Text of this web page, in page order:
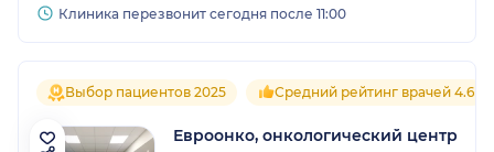
Клиника перезвонит сегодня после 11:00
Выбор пациентов 2025 Средний рейтинг врачей 4.6
Евроонко, онкологический центр